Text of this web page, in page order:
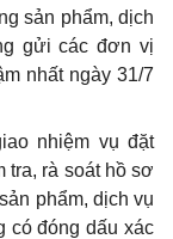
sản phẩm, dịch
gửi các đơn vị
nhất ngày 31/7
nhiệm vụ đặt
tra, rà soát hồ sơ
phẩm, dịch vụ
có đóng dấu xác